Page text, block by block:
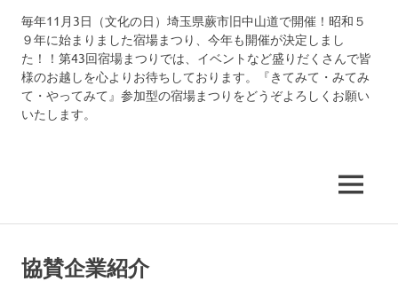
中
仙
道
宿
毎年11月3日（文化の日）埼玉県蕨市旧中山道で開催！昭和５
９年に始まりました宿場まつり、今年も開催が決定しまし
た！！第43回宿場まつりでは、イベントなど盛りだくさんで皆
様のお越しを心よりお待ちしております。『きてみて・みてみ
て・やってみて』参加型の宿場まつりをどうぞよろしくお願い
いたします。
MENU
協賛企業紹介